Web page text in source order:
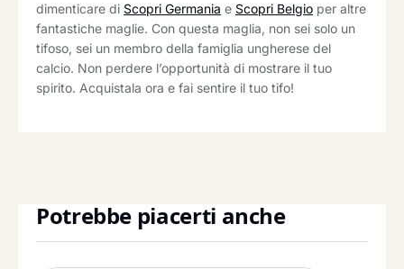
dimenticare di Scopri Germania e Scopri Belgio per altre
fantastiche maglie. Con questa maglia, non sei solo un
tifoso, sei un membro della famiglia ungherese del
calcio. Non perdere l’opportunità di mostrare il tuo
spirito. Acquistala ora e fai sentire il tuo tifo!
Potrebbe piacerti anche